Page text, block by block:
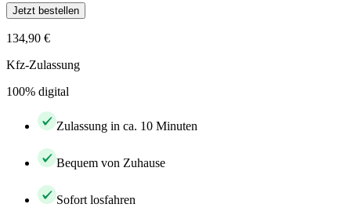
Jetzt bestellen
134,90 €
Kfz-Zulassung
100% digital
Zulassung in ca. 10 Minuten
Bequem von Zuhause
Sofort losfahren